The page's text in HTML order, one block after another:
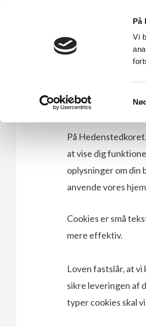
På
Vi
gamle vækkelsessange og nyere
Cookies
På
at vise dig
oplysninger om din
anvende vores
Cookies er små
mere effektiv.
Loven fastslår, at
sikre leveringen af
typer cookies skal